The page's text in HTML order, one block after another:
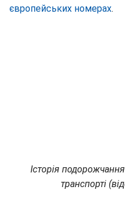
європейських номерах.
Історія
транспорті